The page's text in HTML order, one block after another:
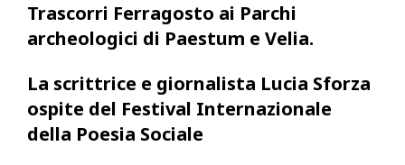
Trascorri Ferragosto ai Parchi
archeologici di Paestum e Velia.
La scrittrice e giornalista Lucia Sforza
ospite del Festival Internazionale
della Poesia Sociale